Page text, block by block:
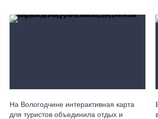
На Вологодчине интерактивная карта
для туристов объединила отдых и